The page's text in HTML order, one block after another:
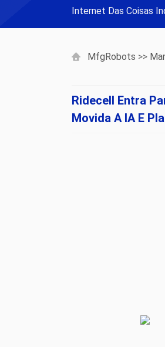
Internet Das Coisas
MfgRobots >>
Ridecell Entra
Movida A IA E